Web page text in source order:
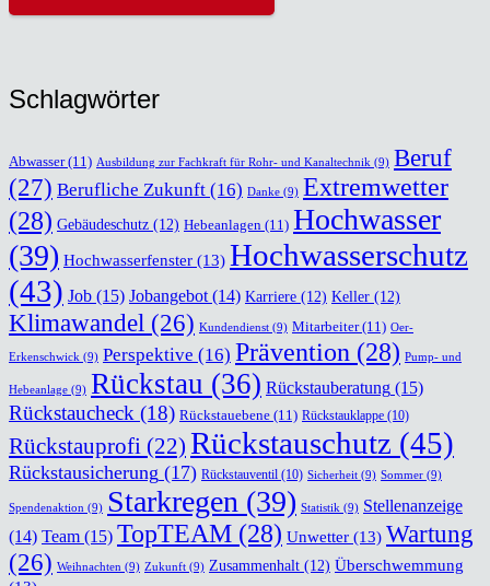
Schlag­wör­ter
Abwasser(11) Ausbildung zur Fachkraft für Rohr- und Kanaltechnik (9) Beruf
(27) Berufliche Zukunft (16) Danke (9) Extremwetter
(28) Gebäudeschutz (12) Hebeanlagen (11) Hochwasser
(39) Hochwasserfenster (13) Hochwasserschutz
(43) Job (15) Jobangebot (14) Karriere (12) Keller (12)
Klimawandel (26) Kundendienst (9) Mitarbeiter(11) Oer-
Erkenschwick (9) Perspektive (16) Prävention (28) Pump- und
Hebeanlage (9) Rückstau (36) Rückstauberatung (15)
Rückstaucheck (18) Rückstauebene (11) Rückstauklappe (10)
Rückstauprofi (22) Rückstauschutz (45)
Rückstausicherung (17) Rückstauventil (10) Sicherheit (9) Sommer (9)
Spendenaktion (9) Starkregen (39) Statistik (9) Stellenanzeige
(14) Team (15) TopTEAM (28) Unwetter (13) Wartung
(26) Weihnachten (9) Zukunft (9) Zusammenhalt (12) Überschwemmung